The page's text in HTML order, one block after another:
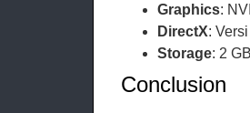
Graphics:
DirectX:
Storage: 2
Conclusion